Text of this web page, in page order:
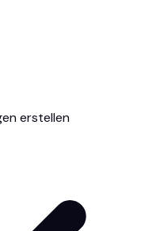
erstellen